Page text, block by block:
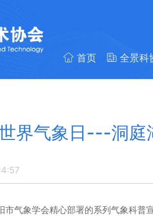
首页 全景科
界气象日---洞庭
象学会精心部署的系列气象科普宣